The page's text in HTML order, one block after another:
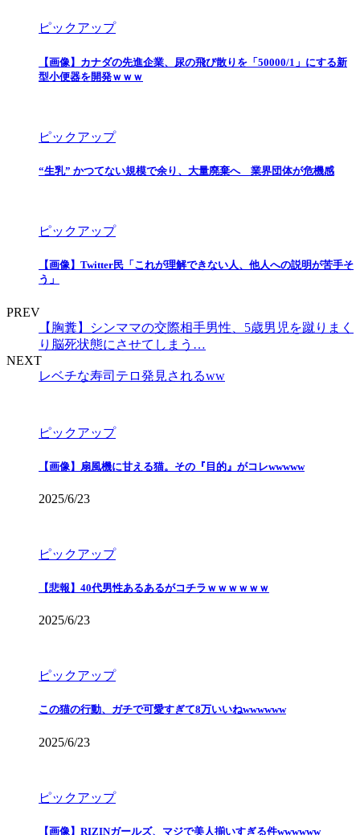
ピックアップ
【画像】カナダの先進企業、尿の飛び散りを「50000/1」にする新
型小便器を開発ｗｗｗ
ピックアップ
“生乳” かつてない規模で余り、大量廃棄へ 業界団体が危機感
ピックアップ
【画像】Twitter民「これが理解できない人、他人への説明が苦手そ
う」
PREV
【胸糞】シンママの交際相手男性、5歳男児を蹴りまく
り脳死状態にさせてしまう…
NEXT
レベチな寿司テロ発見されるww
ピックアップ
【画像】扇風機に甘える猫。その『目的』がコレwwwww
2025/6/23
ピックアップ
【悲報】40代男性あるあるがコチラｗｗｗｗｗｗ
2025/6/23
ピックアップ
この猫の行動、ガチで可愛すぎて8万いいねwwwwww
2025/6/23
ピックアップ
【画像】RIZINガールズ、マジで美人揃いすぎる件wwwwww